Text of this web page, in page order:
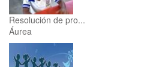
Resolución de pro...
Áurea